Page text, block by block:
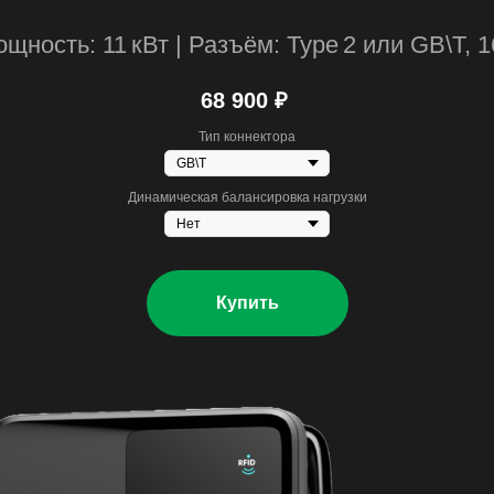
11 кВт | Разъём: Type 2 или GB\T,
68 900 ₽
Тип коннектора
Динамическая балансировка нагрузки
Купить